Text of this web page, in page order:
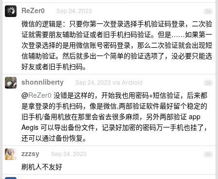
28
ReZer0 Sep 24, 2023
微信的逻辑是：只要你第一次登录选择手机验证码登录，二次验
证就需要朋友辅助验证或者旧手机扫码验证。但是……如果第一
次登录选择的是用微信账号密码登录，那么二次验证就会出现短
信辅助验证。然后就多出一个简单的验证选项了，没必要只能选
好友或者旧手机扫码。
29
shonnliberty Sep 24, 2023 via Android
@ReZer0 没错是这样的，开始我也用密码+短信验证，后来都
是拿登录的手机扫码，像是微信,两部验证软件最好留个稳定的
旧手机/备用机放在那里会省去很多麻烦，另外两部验证 app
Aegis 可以导出备份文件，记录好加密的密码万一手机也挂了，
还可以通过备份恢复。
30
zzzsy Sep 24, 2023
刷机人不友好